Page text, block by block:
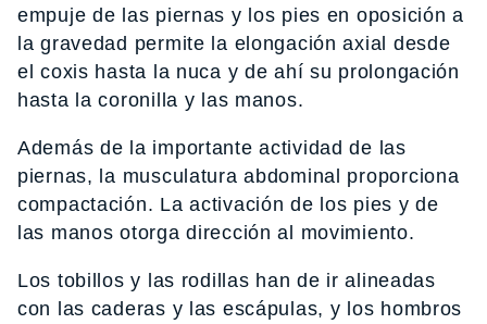
empuje de las piernas y los pies en oposición a
la gravedad permite la elongación axial desde
el coxis hasta la nuca y de ahí su prolongación
hasta la coronilla y las manos.
Además de la importante actividad de las
piernas, la musculatura abdominal proporciona
compactación. La activación de los pies y de
las manos otorga dirección al movimiento.
Los tobillos y las rodillas han de ir alineadas
con las caderas y las escápulas, y los hombros